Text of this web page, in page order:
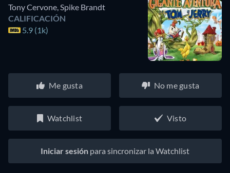
Tony Cervone,Spike Brandt
CALIFICACIÓN
5.9 (1k)
Me gusta No me gusta
Watchlist Visto
Iniciar sesión para sincronizar la Watchlist